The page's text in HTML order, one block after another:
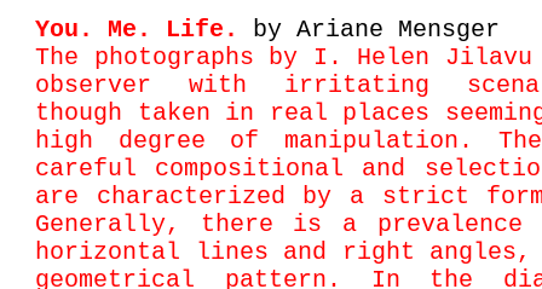
You. Me. Life.
by Ariane Mensger
The photographs by I. Helen
observer with irritating
though taken in real places
high degree of manipulation.
careful compositional and
are characterized by a strict
Generally, there is a
horizontal lines and right angles,
geometrical pattern. In the